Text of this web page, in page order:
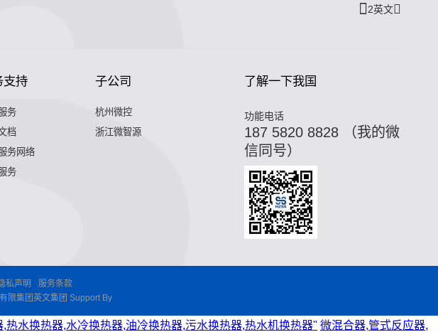
2英文
支持
务
档
务网络
务
子公司
杭州微控
浙江微智源
了解一下我国
功能电话
187 5820 8828 （我的微
信同号）
私声明
服务条款
限集团英文集团 Support By
水换热器,水冷换热器,油冷换热器,污水换热器,热水机换热器" 微混合器,管式反应器,